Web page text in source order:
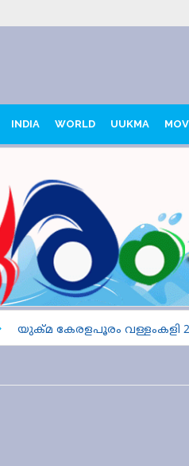
INDIA WORLD UUKMA
യുക്മ കേരളപൂരം വള്ളംകളി